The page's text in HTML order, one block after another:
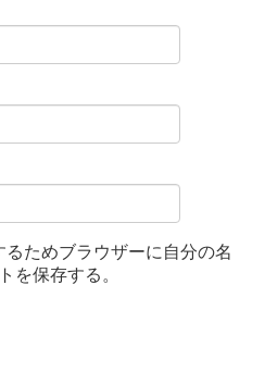
ためブラウザーに自分の名
を保存する。